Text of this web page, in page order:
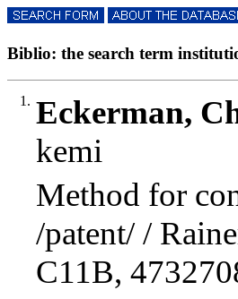
Biblio: the search term
1. Eckerman,
kemi
Method for
/patent/ /
C11B,